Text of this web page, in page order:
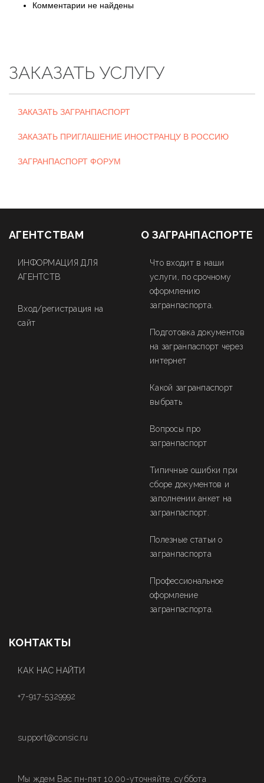
Комментарии не найдены
ЗАКАЗАТЬ УСЛУГУ
ЗАКАЗАТЬ ЗАГРАНПАСПОРТ
ЗАКАЗАТЬ ПРИГЛАШЕНИЕ ИНОСТРАНЦУ В РОССИЮ
ЗАГРАНПАСПОРТ ФОРУМ
АГЕНТСТВАМ
ИНФОРМАЦИЯ ДЛЯ
АГЕНТСТВ
Вход/регистрация на
сайт
О ЗАГРАНПАСПОРТЕ
Что входит в наши
услуги, по срочному
оформлению
загранпаспорта.
Подготовка документов
на загранпаспорт через
интернет
Какой загранпаспорт
выбрать
Вопросы про
загранпаспорт
Типичные ошибки при
сборе документов и
заполнении анкет на
загранпаспорт.
Полезные статьи о
загранпаспорта
Профессиональное
оформление
загранпаспорта.
КОНТАКТЫ
КАК НАС НАЙТИ
+7-917-5329992
support@consic.ru
Мы ждем Вас пн-пят 10.00-уточняйте, суббота